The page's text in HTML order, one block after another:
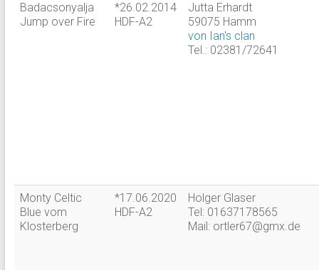
Badacsonyalja
Jump over Fire
*26.02.2014
HDF-A2
Jutta Erhardt
59075 Hamm
von Ian's clan
Tel.: 02381/72641
Monty Celtic
Blue vom
Klosterberg
*17.06.2020
HDF-A2
Holger Glaser
Tel: 01637178565
Mail: ortler67@gmx.de